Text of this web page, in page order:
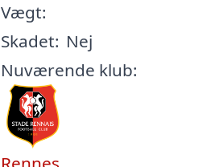
Vægt:
Skadet: Nej
Nuværende klub: